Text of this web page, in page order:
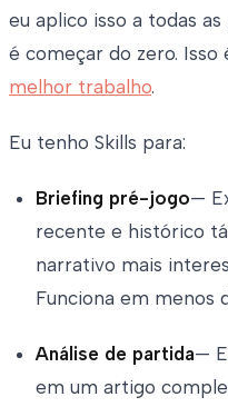
eu aplico isso a todas
é começar do zero. Isso
melhor trabalho.
Eu tenho Skills para:
Briefing pré-jogo—
recente e histórico
narrativo mais
Funciona em menos
Análise de partida—
em um artigo